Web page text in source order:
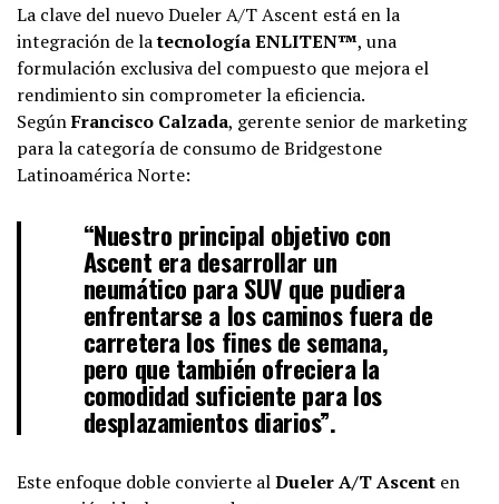
La clave del nuevo Dueler A/T Ascent está en la
integración de latecnología ENLITEN™, una
formulación exclusiva del compuesto que mejora el
rendimiento sin comprometer la eficiencia.
SegúnFrancisco Calzada, gerente senior de marketing
para la categoría de consumo de Bridgestone
Latinoamérica Norte:
“Nuestro principal objetivo con
Ascent era desarrollar un
neumático para SUV que pudiera
enfrentarse a los caminos fuera de
carretera los fines de semana,
pero que también ofreciera la
comodidad suficiente para los
desplazamientos diarios”.
Este enfoque doble convierte alDueler A/T Ascent en